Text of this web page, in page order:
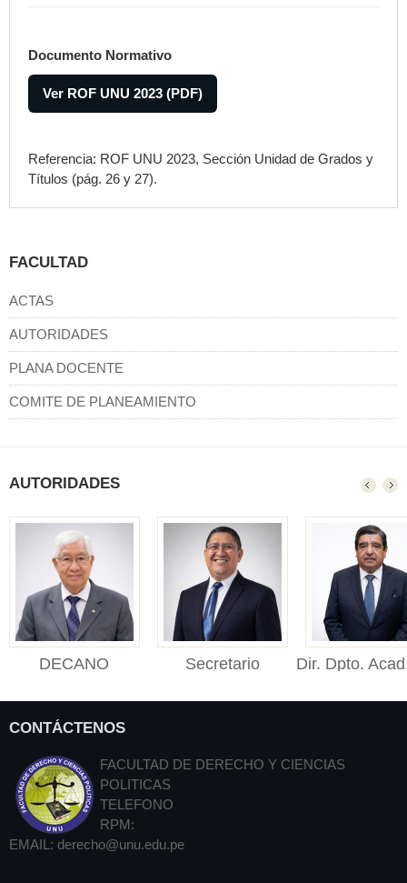
Documento Normativo
Ver ROF UNU 2023 (PDF)
Referencia: ROF UNU 2023, Sección Unidad de Grados y
Títulos (pág. 26 y 27).
FACULTAD
ACTAS
AUTORIDADES
PLANA DOCENTE
COMITE DE PLANEAMIENTO
AUTORIDADES
DECANO
de Derecho y Ciencias
Polític...
Secretario
Dir. Dpto.
CONTÁCTENOS
FACULTAD DE DERECHO Y CIENCIAS
POLITICAS
TELEFONO
RPM:
EMAIL: derecho@unu.edu.pe